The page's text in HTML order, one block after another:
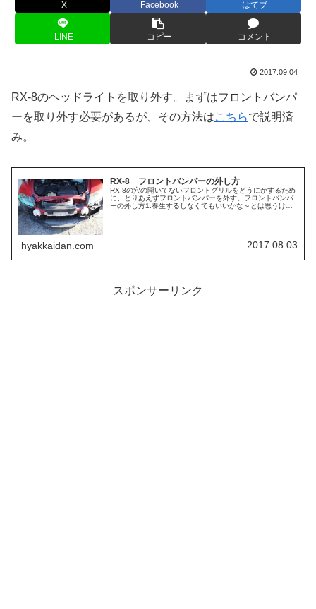
X Facebook はてブ
LINE コピー コメント
2017.09.04
RX-8のヘッドライトを取り外す。まずはフロントバンパ
ーを取り外す必要があるが、その方法はこちらで説明済
み。
RX-8 フロントバンパーの外し方
RX-8の穴の開いてないフロントグリルをどうにかするため
に、とりあえずフロントバンパーを外す。フロントバンパ
ーの外し方1.養生するしなくてもいいかな～とは思うけ
hyakkaidan.com 2017.08.03
スポンサーリンク